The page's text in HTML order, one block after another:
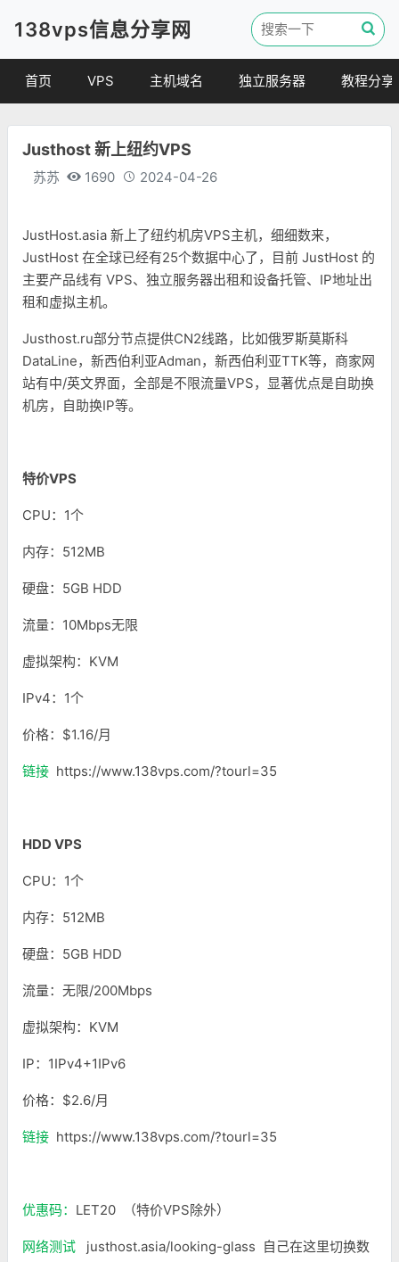
138vps信息分享网
首页 VPS
便宜VPS
VPS评测
主机域名
虚拟主机
独立服务器 教程分享
Justhost 新上纽约VPS
苏苏 1690 2024-04-26
JustHost.asia 新上了纽约机房VPS主机，细细数来，
JustHost 在全球已经有25个数据中心了，目前 JustHost 的
主要产品线有 VPS、独立服务器出租和设备托管、IP地址出
租和虚拟主机。
Justhost.ru部分节点提供CN2线路，比如俄罗斯莫斯科
DataLine，新西伯利亚Adman，新西伯利亚TTK等，商家网
站有中/英文界面，全部是不限流量VPS，显著优点是自助换
机房，自助换IP等。
特价VPS
CPU：1个
内存：512MB
硬盘：5GB HDD
流量：10Mbps无限
虚拟架构：KVM
IPv4：1个
价格：$1.16/月
链接 https://www.138vps.com/?tourl=35
HDD VPS
CPU：1个
内存：512MB
硬盘：5GB HDD
流量：无限/200Mbps
虚拟架构：KVM
IP：1IPv4+1IPv6
价格：$2.6/月
链接 https://www.138vps.com/?tourl=35
优惠码： LET20 （特价VPS除外）
网络测试 justhost.asia/looking-glass 自己在这里切换数